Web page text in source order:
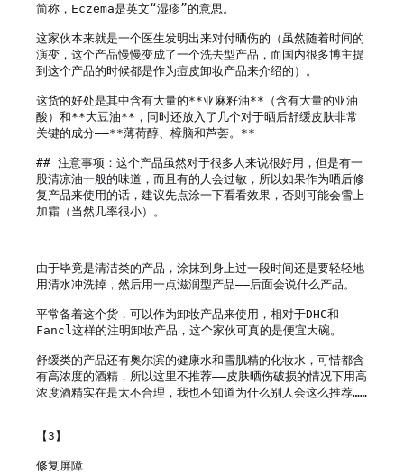
简称，Eczema是英文“湿疹”的意思。
这家伙本来就是一个医生发明出来对付晒伤的（虽然随着时间的
演变，这个产品慢慢变成了一个洗去型产品，而国内很多博主提
到这个产品的时候都是作为痘皮卸妆产品来介绍的）。
这货的好处是其中含有大量的**亚麻籽油**（含有大量的亚油
酸）和**大豆油**，同时还放入了几个对于晒后舒缓皮肤非常
关键的成分——**薄荷醇、樟脑和芦荟。**
## 注意事项：这个产品虽然对于很多人来说很好用，但是有一
股清凉油一般的味道，而且有的人会过敏，所以如果作为晒后修
复产品来使用的话，建议先点涂一下看看效果，否则可能会雪上
加霜（当然几率很小）。
由于毕竟是清洁类的产品，涂抹到身上过一段时间还是要轻轻地
用清水冲洗掉，然后用一点滋润型产品——后面会说什么产品。
平常备着这个货，可以作为卸妆产品来使用，相对于DHC和
Fancl这样的注明卸妆产品，这个家伙可真的是便宜大碗。
舒缓类的产品还有奥尔滨的健康水和雪肌精的化妆水，可惜都含
有高浓度的酒精，所以这里不推荐——皮肤晒伤破损的情况下用高
浓度酒精实在是太不合理，我也不知道为什么别人会这么推荐……
【3】
修复屏障